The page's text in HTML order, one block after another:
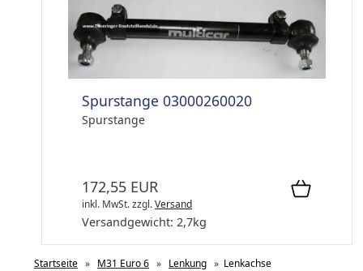
Spurstange 03000260020
Spurstange
172,55 EUR
inkl. MwSt.zzgl.Versand
Versandgewicht: 2,7kg
Startseite » M31 Euro 6 » Lenkung » Lenkachse